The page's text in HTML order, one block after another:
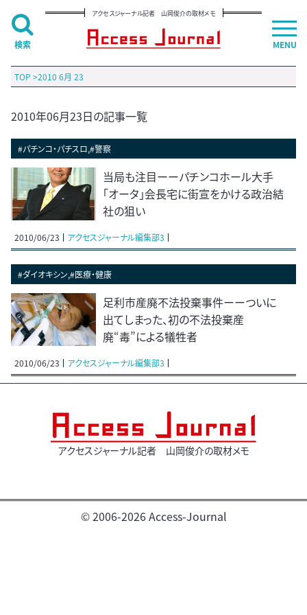
アクセスジャーナル記者 山岡俊介の取材メモ
TOP >2010 6月 23
2010年06月23日の記事一覧
#パチンコ・パチスロ,#警察
当局も注目ーーパチンコホール大手
「オータ」会長宅に街宣をかける政治結
社の狙い
2010/06/23 アクセスジャーナル編集部3
#ダイオキシン,#医療・健康
足利市産廃不法投棄事件ーーついに
出てしまった、初の不法投棄産
廃“毒”による犠牲者
2010/06/23 アクセスジャーナル編集部3
アクセスジャーナル記者 山岡俊介の取材メモ
© 2006-2026 Access-Journal
MENU
検索